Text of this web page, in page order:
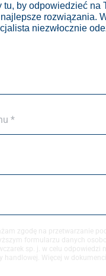
tu, by odpowiedzieć na
rozwiązania.
niezwłocznie
*
zgodę na przetwarzanie
formularzu danych
sp. j. w celu odpowiedzi
oferty handlowej. Więcej w